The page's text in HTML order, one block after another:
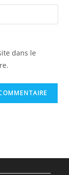
dans le